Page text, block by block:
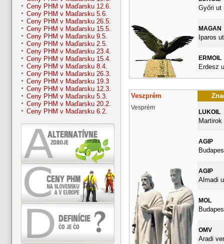
Ceny PHM v Maďarsku 12.6.
Ceny PHM v Maďarsku 5.6.
Ceny PHM v Maďarsku 26.5.
Ceny PHM v Maďarsku 15.5.
Ceny PHM v Maďarsku 9.5.
Ceny PHM v Maďarsku 2.5.
Ceny PHM v Maďarsku 23.4.
Ceny PHM v Maďarsku 15.4.
Ceny PHM v Maďarsku 8.4.
Ceny PHM v Maďarsku 26.3.
Ceny PHM v Maďarsku 19.3
Ceny PHM v Maďarsku 12.3.
Ceny PHM v Maďarsku 5.3.
Ceny PHM v Maďarsku 20.2.
Ceny PHM v Maďarsku 6.2.
Győri ut
MAGAN
Iparos
ERMOIL
Erdesz
Veszprém
Vesprém
LUKOIL
AGIP
AGIP
Almadi
MOL
OMV
Aradi